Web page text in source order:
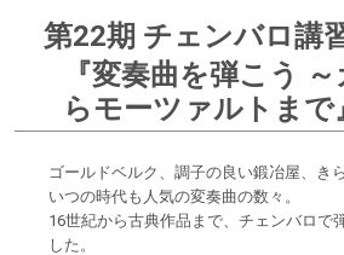
第22期 チェンバロ講
『変奏曲を弾こう
らモーツァルトまで
ゴールドベルク、調子の良い鍛冶屋、き
いつの時代も人気の変奏曲の数々。
16世紀から古典作品まで、チェンバロで
した。